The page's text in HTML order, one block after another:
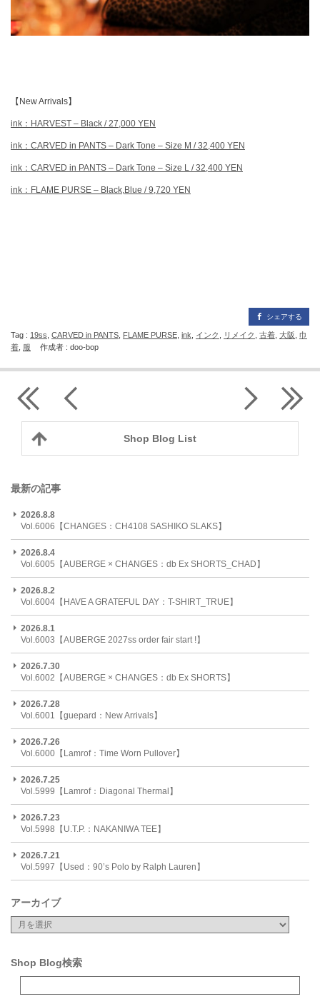
【New Arrivals】
ink：HARVEST – Black / 27,000 YEN
ink：CARVED in PANTS – Dark Tone – Size M / 32,400 YEN
ink：CARVED in PANTS – Dark Tone – Size L / 32,400 YEN
ink：FLAME PURSE – Black,Blue / 9,720 YEN
シェアする
Tag : 19ss CARVED in PANTS FLAME PURSE ink インク リメイク 古着 大阪 巾
着 服 作成者 : doo-bop
Shop Blog List
最新の記事
2026.8.8
Vol.6006【CHANGES：CH4108 SASHIKO SLAKS】
2026.8.4
Vol.6005【AUBERGE × CHANGES：db Ex SHORTS_CHAD】
2026.8.2
Vol.6004【HAVE A GRATEFUL DAY：T-SHIRT_TRUE】
2026.8.1
Vol.6003【AUBERGE 2027ss order fair start !】
2026.7.30
Vol.6002【AUBERGE × CHANGES：db Ex SHORTS】
2026.7.28
Vol.6001【guepard：New Arrivals】
2026.7.26
Vol.6000【Lamrof：Time Worn Pullover】
2026.7.25
Vol.5999【Lamrof：Diagonal Thermal】
2026.7.23
Vol.5998【U.T.P.：NAKANIWA TEE】
2026.7.21
Vol.5997【Used：90’s Polo by Ralph Lauren】
アーカイブ
Shop Blog検索